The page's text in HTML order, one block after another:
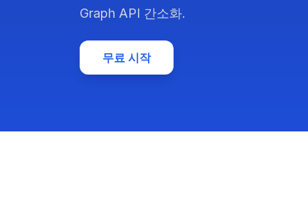
Graph API 간소화.
무료 시작